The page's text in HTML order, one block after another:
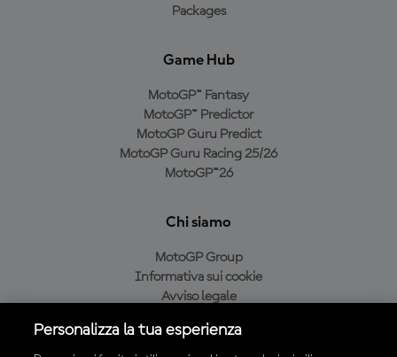
Packages
Game Hub
MotoGP™ Fantasy
MotoGP™ Predictor
MotoGP Guru Predict
MotoGP Guru Racing 25/26
MotoGP™26
Chi siamo
MotoGP Group
Informativa sui cookie
Avviso legale
Condizioni di acquisto
Personalizza la tua esperienza